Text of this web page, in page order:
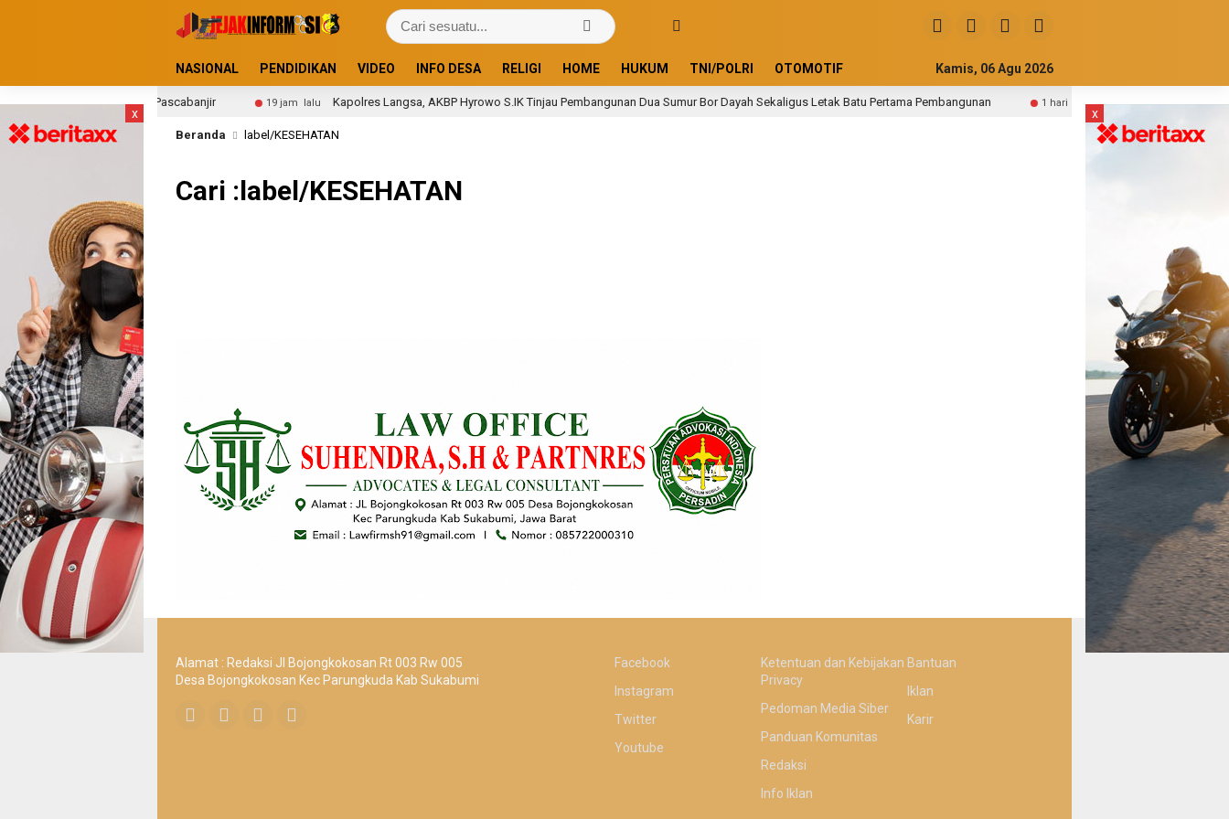
NASIONAL PENDIDIKAN VIDEO INFO DESA RELIGI HOME HUKUM TNI/POLRI OTOMOTIF Kamis, 06 Agu 2026
x
40 Titik Untuk Warga Pascabanjir 19 jam lalu Kapolres Langsa, AKBP Hyrowo S.IK Tinjau Pembangunan Dua Sumur Bor Dayah Sekaligus Letak Batu Pertama Pembangunan 1 hari lalu Pemakai E-Parking Kota
Beranda label/KESEHATAN
Cari :label/KESEHATAN
x
Facebook
Instagram
Twitter
Youtube
Ketentuan dan Kebijakan
Privacy
Pedoman Media Siber
Panduan Komunitas
Redaksi
Info Iklan
Bantuan
Iklan
Karir
Alamat : Redaksi Jl Bojongkokosan Rt 003 Rw 005
Desa Bojongkokosan Kec Parungkuda Kab Sukabumi